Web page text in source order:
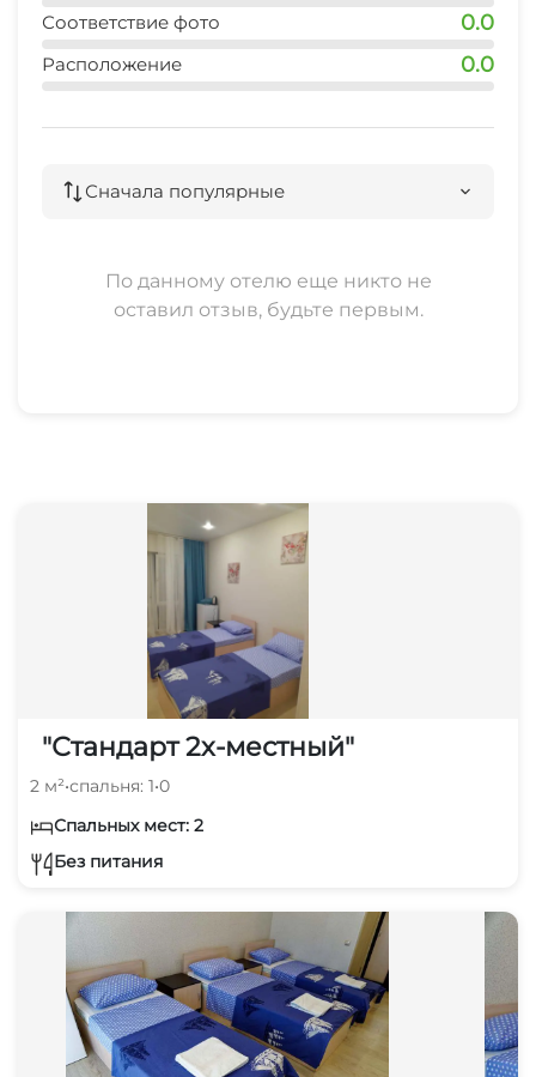
Соответствие фото 0.0
Расположение 0.0
Сначала популярные
По данному отелю еще никто не
оставил отзыв, будьте первым.
"Стандарт 2х-местный"
2 м²•спальня: 1•0
Спальных мест: 2
Без питания